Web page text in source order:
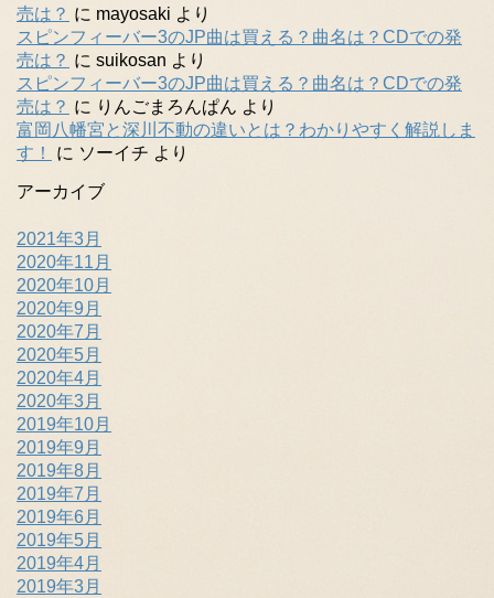
売は？ に mayosaki より
スピンフィーバー3のJP曲は買える？曲名は？CDでの発
売は？ に suikosan より
スピンフィーバー3のJP曲は買える？曲名は？CDでの発
売は？ に りんごまろんぱん より
富岡八幡宮と深川不動の違いとは？わかりやすく解説しま
す！
に ソーイチ より
アーカイブ
2021年3月
2020年11月
2020年10月
2020年9月
2020年7月
2020年5月
2020年4月
2020年3月
2019年10月
2019年9月
2019年8月
2019年7月
2019年6月
2019年5月
2019年4月
2019年3月